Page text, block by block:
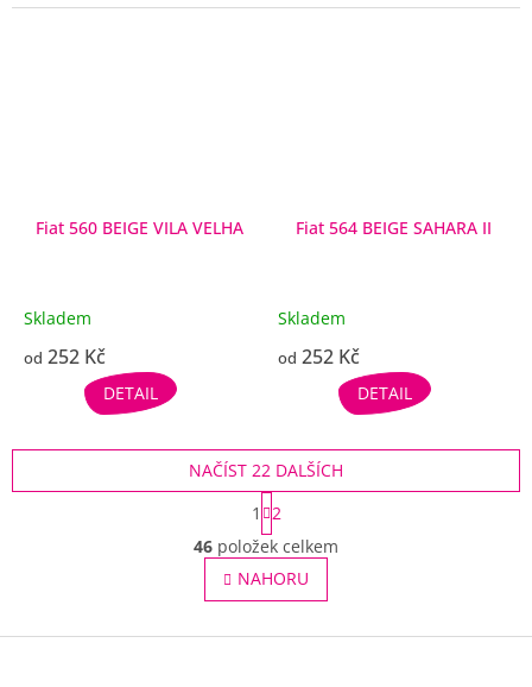
Fiat 560 BEIGE VILA VELHA
Skladem
od 252 Kč
DETAIL
Fiat 564 BEIGE SAHARA II
Skladem
od 252 Kč
DETAIL
O
v
l
á
a
NAČÍST 22 DALŠÍCH
S
t
r
á
n
k
v
1
2
46 položek celkem
NAHORU
Z